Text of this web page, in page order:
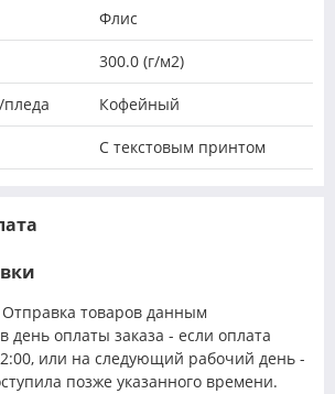
Флис
300.0 (г/м2)
Кофейный
С текстовым принтом
товаров данным
день оплаты заказа - если оплата
или на следующий рабочий день -
позже указанного времени.